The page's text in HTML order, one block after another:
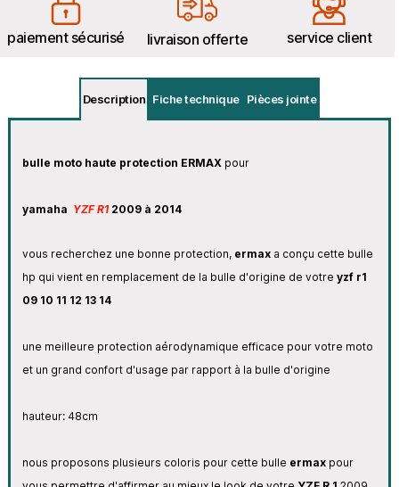
paiement sécurisé livraison offerte service client
Description Fiche technique Pièces jointe
bulle moto haute protection ERMAX pour
yamaha YZF R1 2009 à 2014
vous recherchez une bonne protection, ermax a conçu cette bulle
hp qui vient en remplacement de la bulle d'origine de votre yzf r1
09 10 11 12 13 14
une meilleure protection aérodynamique efficace pour votre moto
et un grand confort d'usage par rapport à la bulle d'origine
hauteur: 48cm
nous proposons plusieurs coloris pour cette bulle ermaxpour